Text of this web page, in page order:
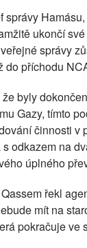
správy
ukončí
správy
do příchodu
byly
Gazy, tímto
činnosti v
odkazem na
úplného
řekl
mít na
pokračuje ve